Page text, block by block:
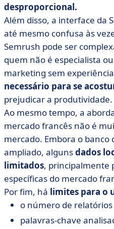
desproporcional.
Além disso, a interface da
até mesmo confusa às
Semrush pode ser
quem não é especialista
marketing sem experiência
necessário para se
prejudicar a produtividade.
Ao mesmo tempo, a
mercado francês não é
mercado. Embora o banco
ampliado, algunsdados
limitados, principalmente
específicas do mercado
Por fim, há limites para o
o número de relatórios
palavras-chave